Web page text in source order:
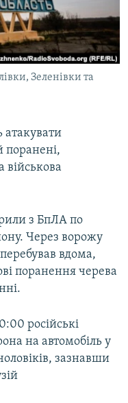
Зеленівки та
атакувати
поранені,
військова
з БпЛА по
Через ворожу
вдома,
поранення черева
російські
на автомобіль у
зазнавши